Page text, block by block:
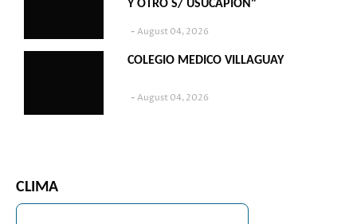
Y OTRO S/ USUCAPION"
August 04, 2026
COLEGIO MEDICO VILLAGUAY
August 04, 2026
CLIMA